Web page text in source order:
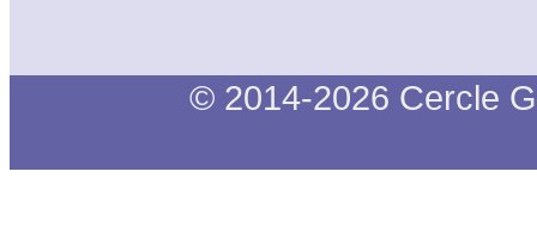
© 2014-2026 Cercle